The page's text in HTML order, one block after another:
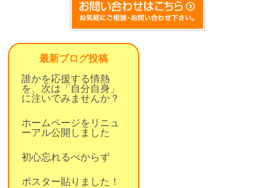
最新ブログ投稿
誰かを応援する情熱
を、次は「自分自身」
に注いでみませんか？
ホームページをリニュ
ーアル公開しました
初心忘れるべからず
ポスター貼りました！